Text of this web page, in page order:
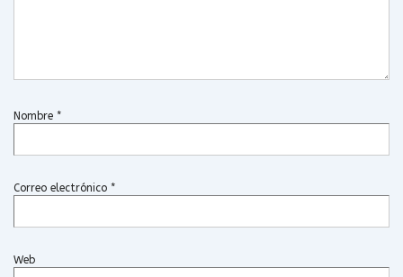
Nombre *
Correo electrónico *
Web